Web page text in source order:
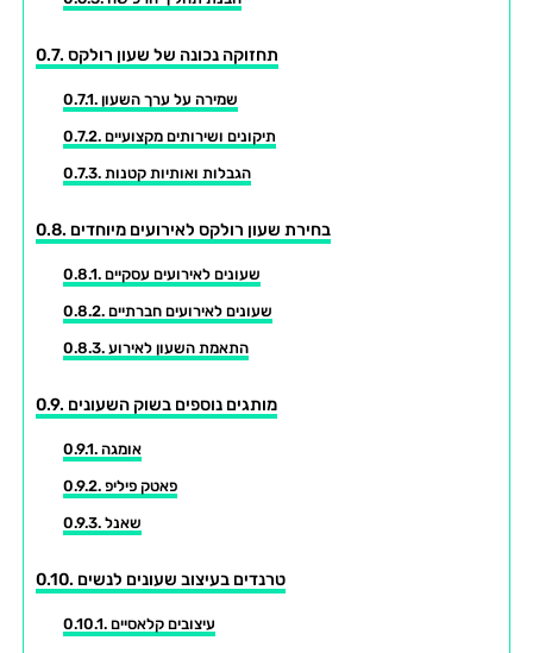
תחזוקה נכונה של שעון רולקס
שמירה על ערך השעון
תיקונים ושירותים מקצועיים
הגבלות ואותיות קטנות
בחירת שעון רולקס לאירועים מיוחדים
שעונים לאירועים עסקיים
שעונים לאירועים חברתיים
התאמת השעון לאירוע
מותגים נוספים בשוק השעונים
אומגה
פאטק פיליפ
שאנל
טרנדים בעיצוב שעונים לנשים
עיצובים קלאסיים